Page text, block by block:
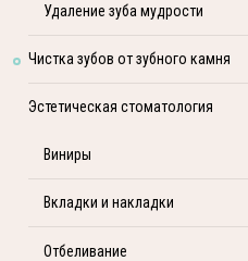
Удаление зуба мудрости
Чистка зубов от зубного камня
Эстетическая стоматология
Виниры
Вкладки и накладки
Отбеливание